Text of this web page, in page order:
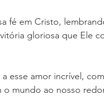
fé em Cristo,
gloriosa que Ele
esse amor incrível,
o mundo ao nosso